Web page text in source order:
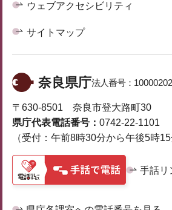
ウェブアクセシビリティ
サイトマップ
奈良県庁法人番号：
〒630-8501 奈良市登大路町30
県庁代表電話番号： 0742-22-1101
（受付：午前8時30分から午後5時15
手話リ